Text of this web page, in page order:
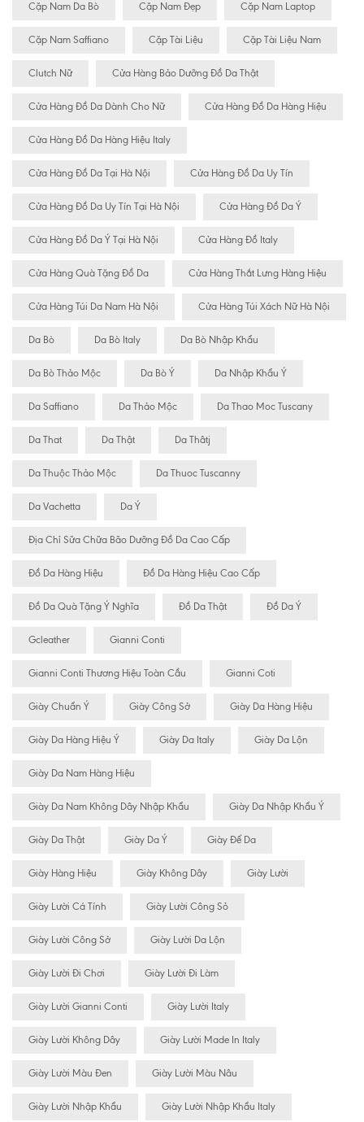
Cặp Nam Da Bò Cặp Nam Đẹp Cặp Nam Laptop
Cặp Nam Saffiano Cặp Tài Liệu Cặp Tài Liệu Nam
Clutch Nữ Cửa Hàng Bảo Dưỡng Đồ Da Thật
Cửa Hàng Đồ Da Dành Cho Nữ Cửa Hàng Đồ Da Hàng Hiệu
Cửa Hàng Đồ Da Hàng Hiệu Italy
Cửa Hàng Đồ Da Tại Hà Nội Cửa Hàng Đồ Da Uy Tín
Cửa Hàng Đồ Da Uy Tín Tại Hà Nội Cửa Hàng Đồ Da Ý
Cửa Hàng Đồ Da Ý Tại Hà Nội Cửa Hàng Đồ Italy
Cửa Hàng Quà Tặng Đồ Da Cửa Hàng Thắt Lưng Hàng Hiệu
Cửa Hàng Túi Da Nam Hà Nội Cửa Hàng Túi Xách Nữ Hà Nội
Da Bò Da Bò Italy Da Bò Nhập Khẩu
Da Bò Thảo Mộc Da Bò Ý Da Nhập Khẩu Ý
Da Saffiano Da Thảo Mộc Da Thao Moc Tuscany
Da That Da Thật Da Thâtj
Da Thuộc Thảo Mộc Da Thuoc Tuscanny
Da Vachetta Da Ý
Địa Chỉ Sữa Chữa Bão Dưỡng Đồ Da Cao Cấp
Đồ Da Hàng Hiệu Đồ Da Hàng Hiệu Cao Cấp
Đồ Da Quà Tặng Ý Nghĩa Đồ Da Thật Đồ Da Ý
Gcleather Gianni Conti
Gianni Conti Thương Hiệu Toàn Cầu Gianni Coti
Giày Chuẩn Ý Giày Công Sở Giày Da Hàng Hiệu
Giày Da Hàng Hiệu Ý Giày Da Italy Giày Da Lộn
Giày Da Nam Hàng Hiệu
Giày Da Nam Không Dây Nhập Khẩu Giày Da Nhập Khẩu Ý
Giày Da Thật Giày Da Ý Giày Đế Da
Giày Hàng Hiệu Giày Không Dây Giày Lười
Giày Lười Cá Tính Giày Lười Công Sỏ
Giày Lười Công Sở Giày Lười Da Lộn
Giày Lười Đi Chơi Giày Lười Đi Làm
Giày Lười Gianni Conti Giày Lười Italy
Giày Lười Không Dây Giày Lười Made In Italy
Giày Lười Màu Đen Giày Lười Màu Nâu
Giày Lười Nhập Khẩu Giày Lười Nhập Khẩu Italy